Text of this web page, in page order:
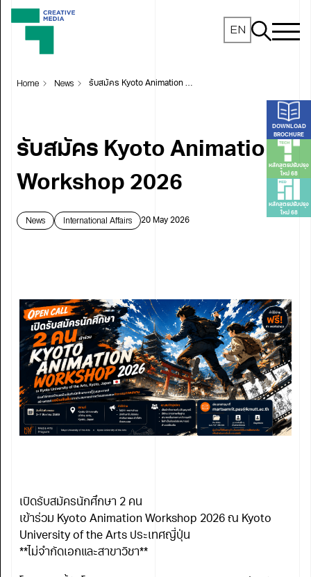
EN
DOWNLOAD
BROCHURE
หลักสูตรปรับปรุง
ใหม่ 68
หลักสูตรปรับปรุง
ใหม่ 68
Home News รับสมัคร Kyoto Animation Workshop 2026
รับสมัคร Kyoto Animation
Workshop 2026
News International Affairs 20 May 2026
เปิดรับสมัครนักศึกษา 2 คน
เข้าร่วม Kyoto Animation Workshop 2026 ณ Kyoto
University of the Arts ประเทศญี่ปุ่น
**ไม่จำกัดเอกและสาขาวิชา**